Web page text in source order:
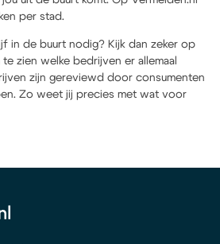
per stad.
in de buurt nodig? Kijk dan zeker op
zien welke bedrijven er allemaal
zijn gereviewd door consumenten
Zo weet jij precies met wat voor